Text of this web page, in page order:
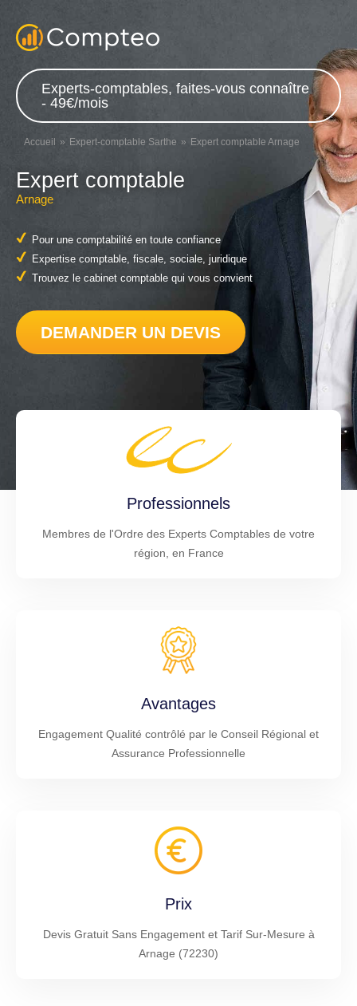
Experts-comptables, faites-vous connaître
- 49€/mois
Accueil Expert-comptable Sarthe Expert comptable Arnage
Expert comptable
Arnage
Pour une comptabilité en toute confiance
Expertise comptable, fiscale, sociale, juridique
Trouvez le cabinet comptable qui vous convient
DEMANDER UN DEVIS
Professionnels
Membres de l'Ordre des Experts Comptables de votre
région, en France
Avantages
Engagement Qualité contrôlé par le Conseil Régional et
Assurance Professionnelle
Prix
Devis Gratuit Sans Engagement et Tarif Sur-Mesure à
Arnage (72230)